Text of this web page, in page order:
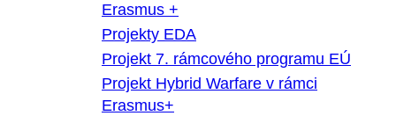
Erasmus +
Projekty EDA
Projekt 7. rámcového programu EÚ
Projekt Hybrid Warfare v rámci
Erasmus+